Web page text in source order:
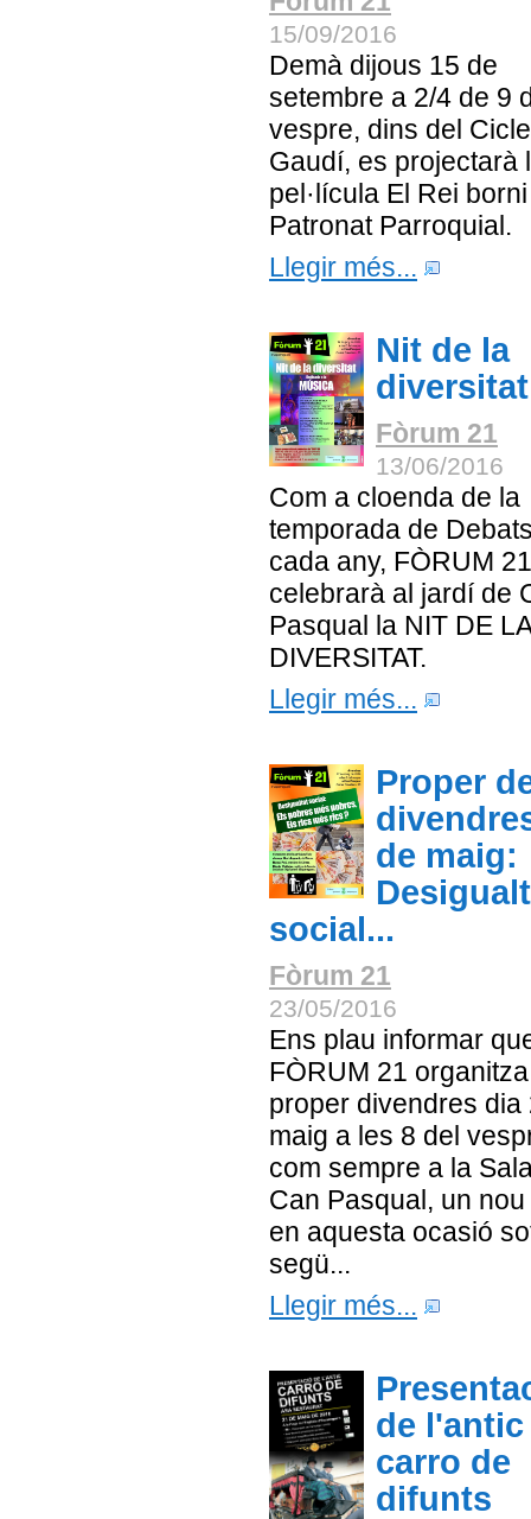
15/09/2016
Demà dijous 15 de
setembre a 2/4 de 9
vespre, dins del Cicle
Gaudí, es projectarà
pel·lícula El Rei
Patronat Parroquial.
Llegir més...
Nit de la
diversitat
Fòrum 21
13/06/2016
Com a cloenda de la
temporada de
cada any, FÒRUM 21
celebrarà al jardí de
Pasqual la NIT DE LA
DIVERSITAT.
Llegir més...
Proper
de maig:
social...
Fòrum 21
23/05/2016
Ens plau informar
FÒRUM 21
proper divendres dia
maig a les 8 del
com sempre a la
Can Pasqual, un
en aquesta ocasió
segü...
Llegir més...
de l'antic
carro de
difunts